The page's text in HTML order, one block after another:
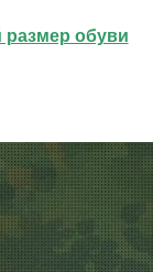
размер обуви